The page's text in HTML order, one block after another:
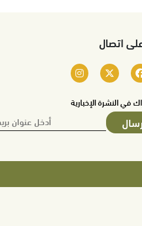
اتصال
في النشرة الإخبارية